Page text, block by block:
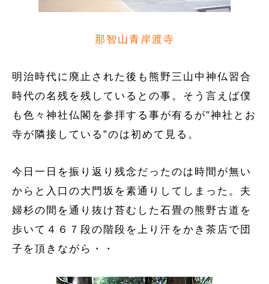
那智山青岸渡寺
明治時代に廃止された後も熊野三山中神仏習合
時代の名残を残しているとの事。そう言えば僕
も色々神社仏閣を参拝する事が有るが”神社とお
寺が隣接している”のは初めて見る。
今日一日を振り返り残念だったのは時間が無い
からと入口の大門坂を素通りしてしまった。夫
婦杉の間を通り抜け苔むした石畳の熊野古道を
歩いて４６７段の階段を上り汗をかき茶店で団
子を頂きながら・・